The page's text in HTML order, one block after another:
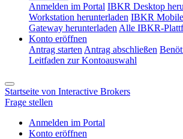
Anmelden im Portal IBKR Desktop
Workstation herunterladen IBKR Mobile
Gateway herunterladen Alle IBKR-
Konto eröffnen
Antrag starten Antrag abschließen
Leitfaden zur Kontoauswahl
Startseite von Interactive Brokers
Frage stellen
Anmelden im Portal
Konto eröffnen